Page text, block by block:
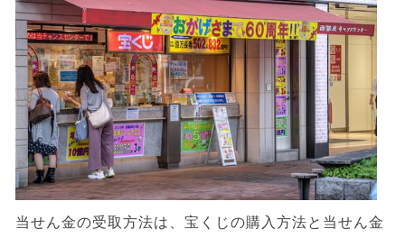
当せん金の受取方法は、宝くじの購入方法と当せん金